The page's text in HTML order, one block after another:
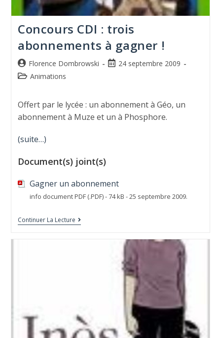
Concours CDI : trois
abonnements à gagner !
Florence Dombrowski
24 septembre 2009
Animations
Offert par le lycée : un abonnement à Géo, un
abonnement à Muze et un à Phosphore.
(suite…)
Document(s) joint(s)
Gagner un abonnement
info document PDF (.PDF) - 74 kB - 25 septembre 2009.
Continuer La Lecture